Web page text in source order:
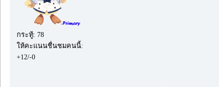
กระทู้: 78
ให้คะแนนชื่นชมคนนี้:
+12/-0